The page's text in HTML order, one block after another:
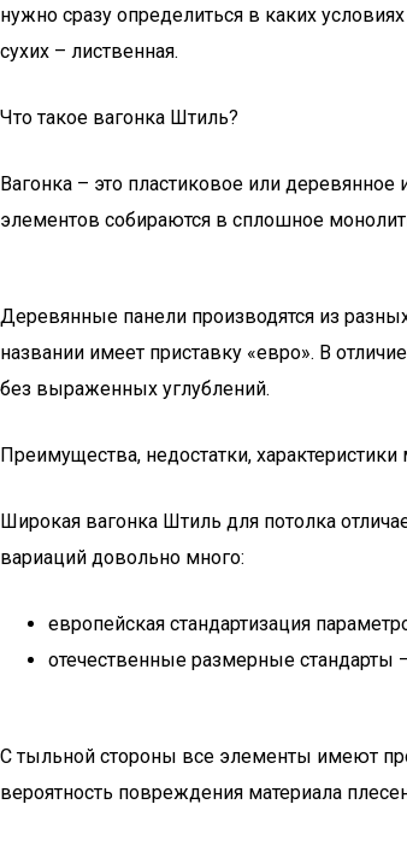
нужно сразу определиться в каких
сухих – лиственная.
Что такое вагонка Штиль?
Вагонка – это пластиковое или
элементов собираются в сплошное
Деревянные панели производятся из
названии имеет приставку «евро». В
без выраженных углублений.
Преимущества, недостатки, характеристики
Широкая вагонка Штиль для потолка
вариаций довольно много:
европейская стандартизация
отечественные размерные стандарты
С тыльной стороны все элементы имеют
вероятность повреждения материала